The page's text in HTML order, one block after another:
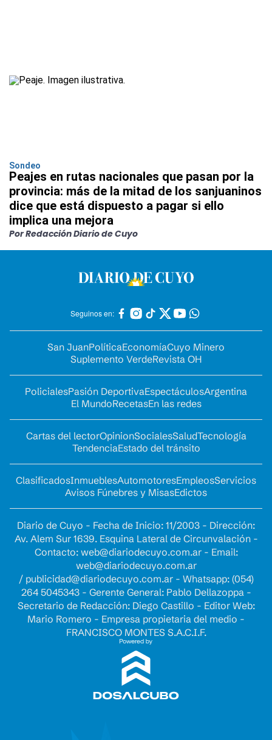
Sondeo
Peajes en rutas nacionales que pasan por la
provincia: más de la mitad de los sanjuaninos
dice que está dispuesto a pagar si ello
implica una mejora
Por Redacción Diario de Cuyo
Seguinos en:
San JuanPolíticaEconomíaCuyo Minero
Suplemento VerdeRevista OH
PolicialesPasión DeportivaEspectáculosArgentina
El MundoRecetasEn las redes
Cartas del lectorOpinionSocialesSaludTecnología
TendenciaEstado del tránsito
ClasificadosInmueblesAutomotoresEmpleosServicios
Avisos Fúnebres y MisasEdictos
Diario de Cuyo - Fecha de Inicio: 11/2003 - Dirección:
Av. Alem Sur 1639. Esquina Lateral de Circunvalación -
Contacto: web@diariodecuyo.com.ar- Email:
web@diariodecuyo.com.ar
/ publicidad@diariodecuyo.com.ar- Whatsapp: (054)
264 5045343 - Gerente General: Pablo Dellazoppa -
Secretario de Redacción: Diego Castillo - Editor Web:
Mario Romero - Empresa propietaria del medio -
FRANCISCO MONTES S.A.C.I.F.